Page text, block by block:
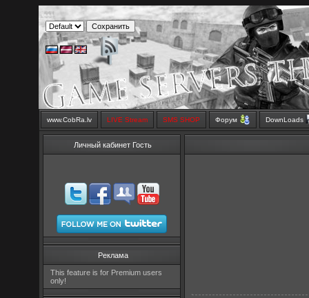
www.CobRa.lv LIVE Stream SMS SHOP Форум DownLoads
Личный кабинет Гость
Реклама
This feature is for Premium users
only!